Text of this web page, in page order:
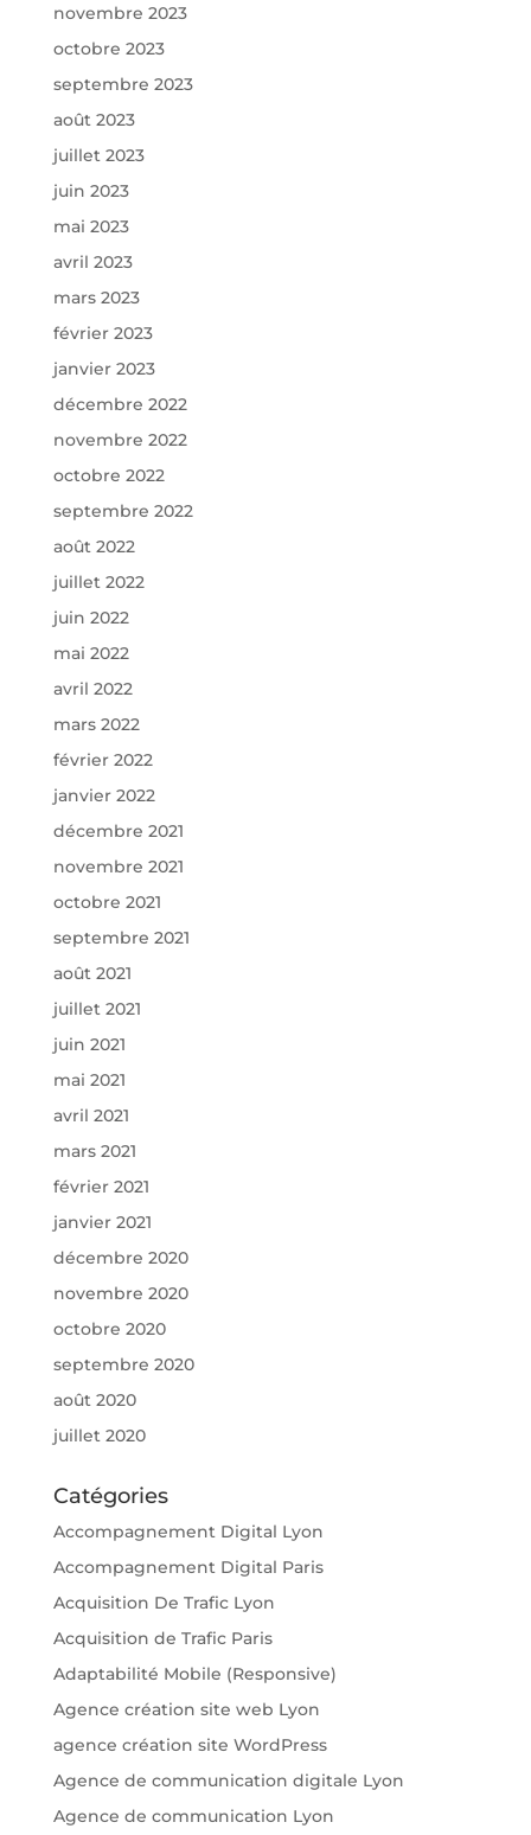
novembre 2023
octobre 2023
septembre 2023
août 2023
juillet 2023
juin 2023
mai 2023
avril 2023
mars 2023
février 2023
janvier 2023
décembre 2022
novembre 2022
octobre 2022
septembre 2022
août 2022
juillet 2022
juin 2022
mai 2022
avril 2022
mars 2022
février 2022
janvier 2022
décembre 2021
novembre 2021
octobre 2021
septembre 2021
août 2021
juillet 2021
juin 2021
mai 2021
avril 2021
mars 2021
février 2021
janvier 2021
décembre 2020
novembre 2020
octobre 2020
septembre 2020
août 2020
juillet 2020
Catégories
Accompagnement Digital Lyon
Accompagnement Digital Paris
Acquisition De Trafic Lyon
Acquisition de Trafic Paris
Adaptabilité Mobile (Responsive)
Agence création site web Lyon
agence création site WordPress
Agence de communication digitale Lyon
Agence de communication Lyon